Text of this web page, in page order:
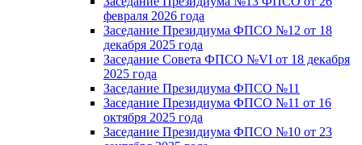
февраля 2026 года
Заседание Президиума ФПСО №12 от 18
декабря 2025 года
Заседание Совета ФПСО №VI от 18 декабря
2025 года
Заседание Президиума ФПСО №11
Заседание Президиума ФПСО №11 от 16
октября 2025 года
Заседание Президиума ФПСО №10 от 23